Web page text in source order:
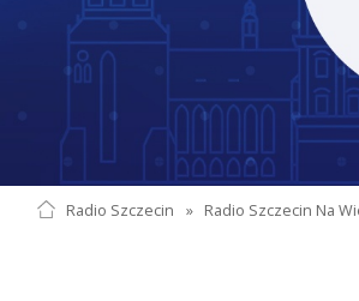
Radio Szczecin » Radio Szczecin Na